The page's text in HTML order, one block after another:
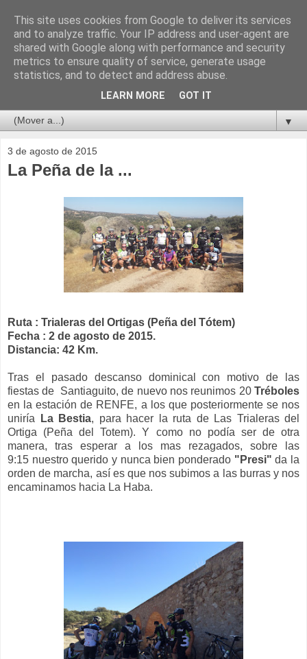
▼
3 de agosto de 2015
La Peña de la ...
Ruta : Trialeras del Ortigas (Peña del Tótem)
Fecha : 2 de agosto de 2015.
Distancia: 42 Km.
Tras el pasado descanso dominical con motivo de las
fiestas de Santiaguito, de nuevo nos reunimos 20 Tréboles
en la estación de RENFE, a los que posteriormente se nos
uniría
La Bestia, para hacer la ruta de Las Trialeras del
Ortiga (Peña del Totem). Y como no podía ser de otra
manera, tras esperar a los mas rezagados, sobre las
9:15 nuestro querido y nunca bien ponderado "Presi" da la
orden de marcha, así es que nos subimos a las burras y nos
encaminamos hacia La Haba.
This site uses cookies from Google to deliver its services
and to analyze traffic. Your IP address and user-agent are
shared with Google along with performance and security
metrics to ensure quality of service, generate usage
statistics, and to detect and address abuse.
LEARN MORE GOT IT